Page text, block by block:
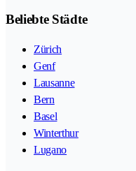
Beliebte Städte
Zürich
Genf
Lausanne
Bern
Basel
Winterthur
Lugano